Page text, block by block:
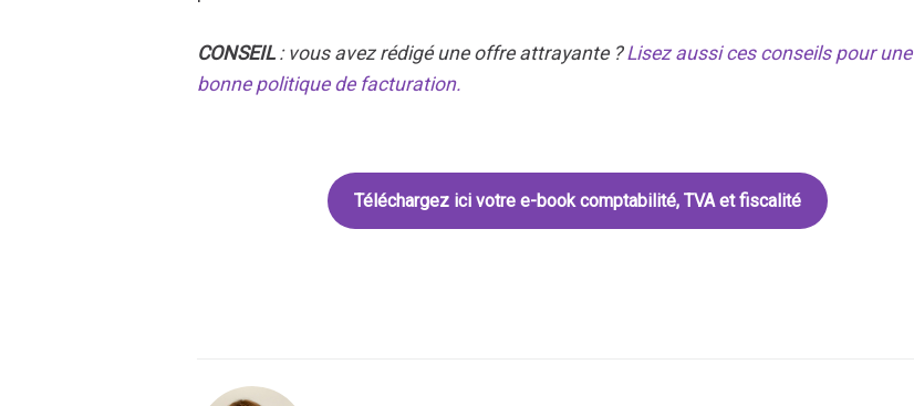
CONSEIL: vous avez rédigé une offre attrayante ?Lisez aussi ces conseils pour une
bonne politique de facturation.
Téléchargez ici votre e-book comptabilité, TVA et fiscalité